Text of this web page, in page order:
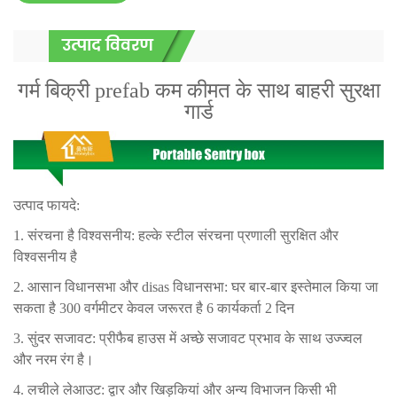
उत्पाद विवरण
गर्म बिक्री prefab कम कीमत के साथ बाहरी सुरक्षा
गार्ड
उत्पाद फायदे:
1. संरचना है विश्वसनीय: हल्के स्टील संरचना प्रणाली सुरक्षित और
विश्वसनीय है
2. आसान विधानसभा और disas विधानसभा: घर बार-बार इस्तेमाल किया जा
सकता है 300 वर्गमीटर केवल जरूरत है 6 कार्यकर्ता 2 दिन
3. सुंदर सजावट: प्रीफैब हाउस में अच्छे सजावट प्रभाव के साथ उज्ज्वल
और नरम रंग है।
4. लचीले लेआउट: द्वार और खिड़कियां और अन्य विभाजन किसी भी